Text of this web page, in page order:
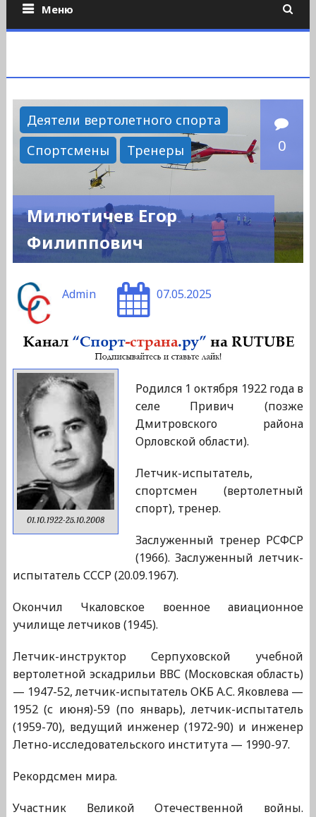
Меню
Деятели вертолетного спорта
Спортсмены
Тренеры 0
Милютичев Егор
Филиппович
Admin 07.05.2025
01.10.1922-25.10.2008
Родился 1 октября 1922 года в
селе Привич (позже
Дмитровского района
Орловской области).
Летчик-испытатель,
спортсмен (вертолетный
спорт), тренер.
Заслуженный тренер РСФСР
(1966). Заслуженный летчик-
испытатель СССР (20.09.1967).
Окончил Чкаловское военное авиационное
училище летчиков (1945).
Летчик-инструктор Серпуховской учебной
вертолетной эскадрильи ВВС (Московская область)
— 1947-52, летчик-испытатель ОКБ А.С. Яковлева —
1952 (с июня)-59 (по январь), летчик-испытатель
(1959-70), ведущий инженер (1972-90) и инженер
Летно-исследовательского института — 1990-97.
Рекордсмен мира.
Участник Великой Отечественной войны.